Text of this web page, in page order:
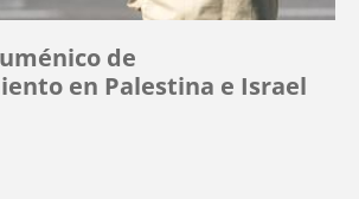
de
en Palestina e Israel